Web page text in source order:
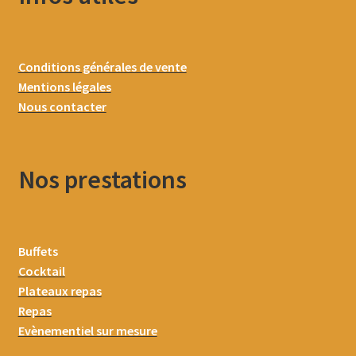
Conditions générales de vente
Mentions légales
Nous contacter
Nos prestations
Buffets
Cocktail
Plateaux repas
Repas
Evènementiel sur mesure